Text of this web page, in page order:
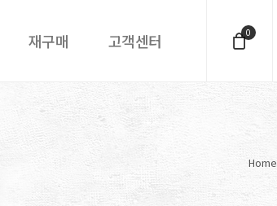
0
재구매 고객센터
Home